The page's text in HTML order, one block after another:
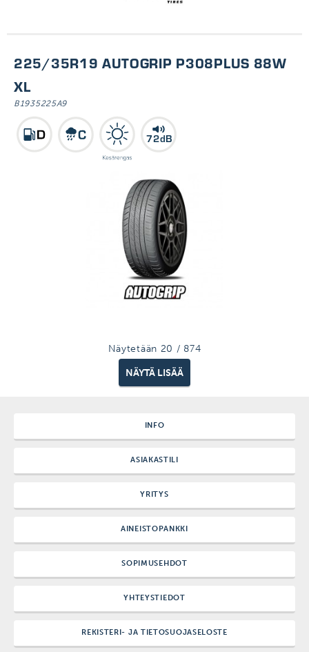
225/35R19 AUTOGRIP P308PLUS 88W
XL
B1935225A9
72dB
Näytetään 20 / 874
NÄYTÄ LISÄÄ
INFO
ASIAKASTILI
YRITYS
AINEISTOPANKKI
SOPIMUSEHDOT
YHTEYSTIEDOT
REKISTERI- JA TIETOSUOJASELOSTE